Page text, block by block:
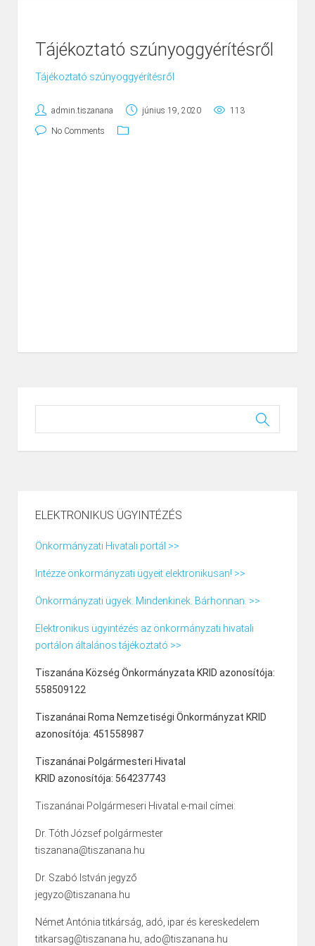
Tájékoztató szúnyoggyérítésről
Tájékoztató szúnyoggyérítésről
admin.tiszanana június 19, 2020 113
No Comments
ELEKTRONIKUS ÜGYINTÉZÉS
Önkormányzati Hivatali portál >>
Intézze önkormányzati ügyeit elektronikusan! >>
Önkormányzati ügyek. Mindenkinek. Bárhonnan. >>
Elektronikus ügyintézés az önkormányzati hivatali
portálon általános tájékoztató >>
Tiszanána Község Önkormányzata KRID azonosítója:
558509122
Tiszanánai Roma Nemzetiségi Önkormányzat KRID
azonosítója: 451558987
Tiszanánai Polgármesteri Hivatal
KRID azonosítója: 564237743
Tiszanánai Polgármeseri Hivatal e-mail címei:
Dr. Tóth József polgármester
tiszanana@tiszanana.hu
Dr. Szabó István jegyző
jegyzo@tiszanana.hu
Német Antónia titkárság, adó, ipar és kereskedelem
titkarsag@tiszanana.hu, ado@tiszanana.hu